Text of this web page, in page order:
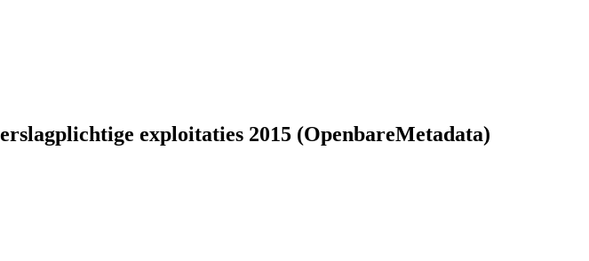
exploitaties 2015 (OpenbareMetadata)